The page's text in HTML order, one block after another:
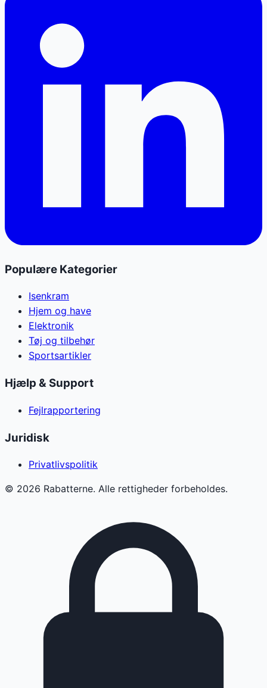
Populære Kategorier
Isenkram
Hjem og have
Elektronik
Tøj og tilbehør
Sportsartikler
Hjælp & Support
Fejlrapportering
Juridisk
Privatlivspolitik
© 2026 Rabatterne. Alle rettigheder forbeholdes.